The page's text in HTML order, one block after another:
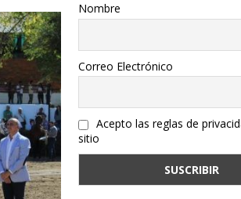
Nombre
Correo Electrónico
Acepto las reglas de
sitio